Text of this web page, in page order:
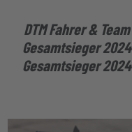
DTM Fahrer & Team
Gesamtsieger 2024
Gesamtsieger 2024